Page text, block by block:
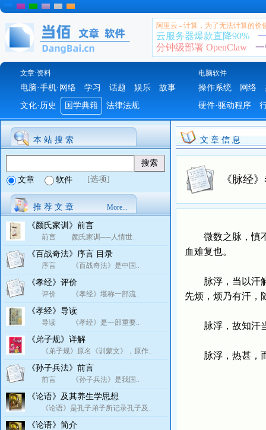
阿里云 - 计算，为了无法计算的价
云服务器爆款直降90%
分钟级部署 OpenClaw
文章·资料 电脑软件
电脑·手机·网络 学习 话题 娱乐
故事
文化·历史
国学典籍 法律法规
操作系统 网络
硬件·驱动程序
本 站 搜 索
文章 软件 [选项]
推 荐 文 章 More...
《颜氏家训》前言
前言 颜氏家训──人情世..
《百战奇法》序言 目录
序言 《百战奇法》是中国..
《孝经》评价
评价 《孝经》堪称一部流..
《孝经》导读
导读 《孝经》是一部重要..
《弟子规》详解
《弟子规》原名《训蒙文》，原作..
《孙子兵法》前言
前言 《孙子兵法》是我国..
《论语》及其养生学思想
《论语》是孔子弟子所记录孔子及..
《论语》简介
文 章 信 息
《脉经
微数之脉，慎不
血难复也。
脉浮，当以汗解
先烦，烦乃有汗，
脉浮，故知汗
脉浮，热甚，而